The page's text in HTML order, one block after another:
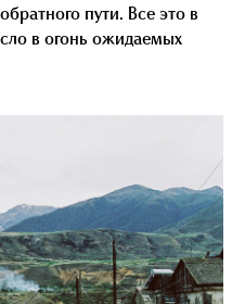
пути. Все это в
в огонь ожидаемых